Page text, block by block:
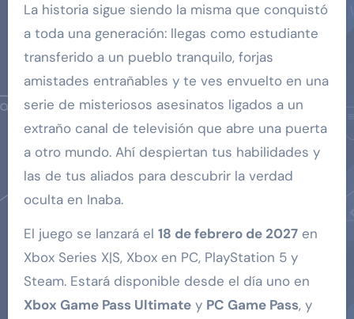
La historia sigue siendo la misma que conquistó
a toda una generación: llegas como estudiante
transferido a un pueblo tranquilo, forjas
amistades entrañables y te ves envuelto en una
serie de misteriosos asesinatos ligados a un
extraño canal de televisión que abre una puerta
a otro mundo. Ahí despiertan tus habilidades y
las de tus aliados para descubrir la verdad
oculta en Inaba.
El juego se lanzará el 18 de febrero de 2027en
Xbox Series X|S, Xbox en PC, PlayStation 5 y
Steam. Estará disponible desde el día uno en
Xbox Game Pass Ultimatey PC Game Pass, y